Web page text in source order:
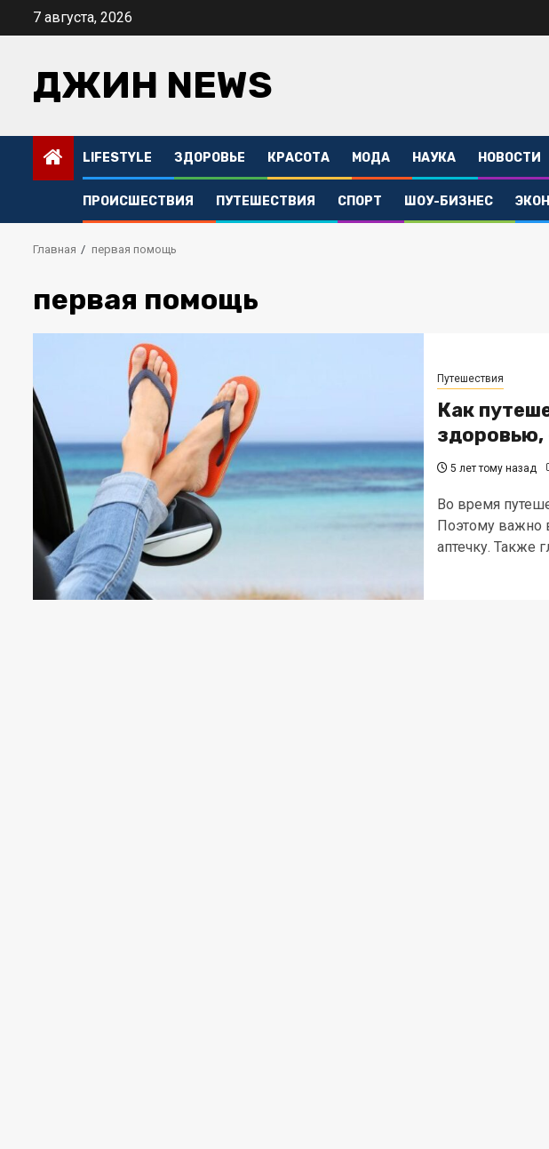
Перейти7 августа, 2026
ДЖИН NEWS
LIFESTYLE ЗДОРОВЬЕ КРАСОТА МОДА НАУКА НОВОСТИ
ПРОИСШЕСТВИЯ ПУТЕШЕСТВИЯ СПОРТ ШОУ-БИЗНЕС
Главная первая помощь
первая помощь
Путешествия
Как
здоровью,
5 лет тому назад
Во время
Поэтому важно
аптечку. Также